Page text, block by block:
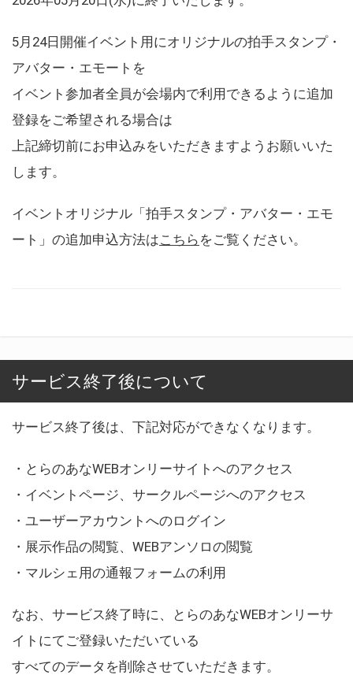
5月24日開催イベント用にオリジナルの拍手スタンプ・
アバター・エモートを
イベント参加者全員が会場内で利用できるように追加
登録をご希望される場合は
上記締切前にお申込みをいただきますようお願いいた
します。
イベントオリジナル「拍手スタンプ・アバター・エモ
ート」の追加申込方法はこちら をご覧ください。
サービス終了後について
サービス終了後は、下記対応ができなくなります。
・とらのあなWEBオンリーサイトへのアクセス
・イベントページ、サークルページへのアクセス
・ユーザーアカウントへのログイン
・展示作品の閲覧、WEBアンソロの閲覧
・マルシェ用の通報フォームの利用
なお、サービス終了時に、とらのあなWEBオンリーサ
イトにてご登録いただいている
すべてのデータを削除させていただきます。